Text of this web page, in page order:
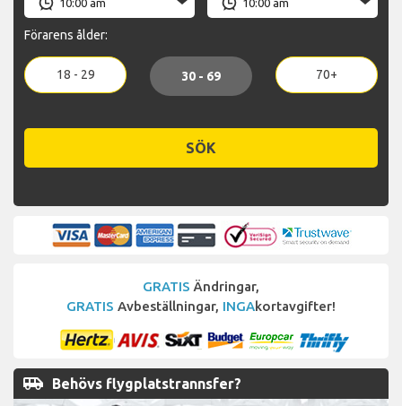
Förarens ålder:
18 - 29 30 - 69 70+
SÖK
GRATIS Ändringar,
GRATIS Avbeställningar, INGAkortavgifter!
airport_shuttle Behövs flygplatstrannsfer?